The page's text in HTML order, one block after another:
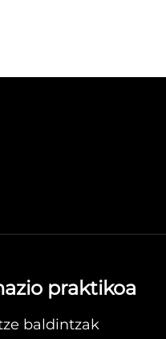
praktikoa
baldintzak